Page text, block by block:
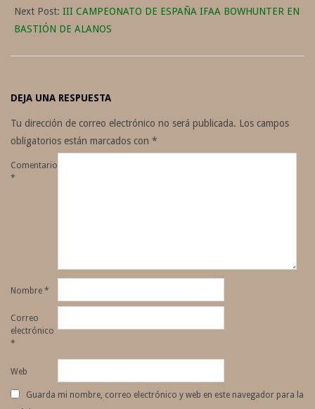
19
Next Post: III CAMPEONATO DE ESPAÑA IFAA BOWHUNTER EN
BASTIÓN DE ALANOS
DEJA UNA RESPUESTA
Tu dirección de correo electrónico no será publicada. Los campos
obligatorios están marcados con *
Comentario
*
Nombre *
Correo
electrónico
*
Web
Guarda mi nombre, correo electrónico y web en este navegador para la